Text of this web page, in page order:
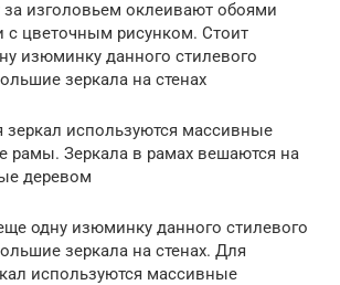
изголовьем оклеивают обоями
с цветочным рисунком. Стоит
изюминку данного стилевого
зеркала на стенах
используются массивные
рамы. Зеркала в рамах вешаются на
деревом
одну изюминку данного стилевого
зеркала на стенах. Для
используются массивные